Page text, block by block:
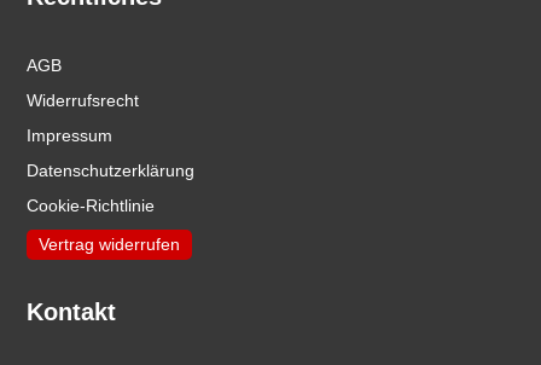
AGB
Widerrufsrecht
Impressum
Datenschutzerklärung
Cookie-Richtlinie
Vertrag widerrufen
Kontakt